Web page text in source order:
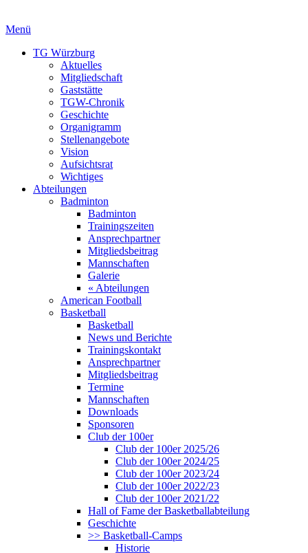
Menü
TG Würzburg
Aktuelles
Mitgliedschaft
Gaststätte
TGW-Chronik
Geschichte
Organigramm
Stellenangebote
Vision
Aufsichtsrat
Wichtiges
Abteilungen
Badminton
Badminton
Trainingszeiten
Ansprechpartner
Mitgliedsbeitrag
Mannschaften
Galerie
« Abteilungen
American Football
Basketball
Basketball
News und Berichte
Trainingskontakt
Ansprechpartner
Mitgliedsbeitrag
Termine
Mannschaften
Downloads
Sponsoren
Club der 100er
Club der 100er 2025/26
Club der 100er 2024/25
Club der 100er 2023/24
Club der 100er 2022/23
Club der 100er 2021/22
Hall of Fame der Basketballabteilung
Geschichte
>> Basketball-Camps
Historie